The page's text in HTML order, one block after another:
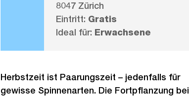
8047 Zürich
Eintritt: Gratis
Ideal für: Erwachsene
Herbstzeit ist Paarungszeit – jedenfalls für
gewisse Spinnenarten. Die Fortpflanzung bei